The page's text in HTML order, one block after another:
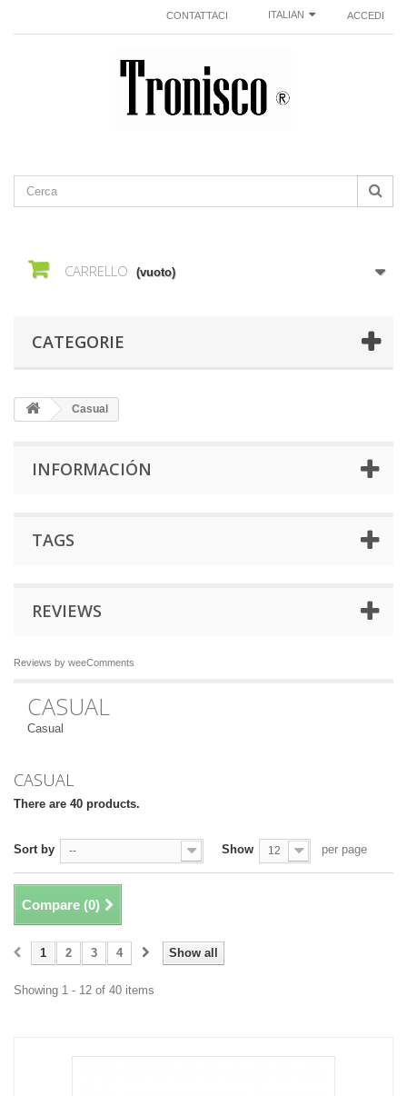
ACCEDI
ITALIAN
CONTATTACI
CARRELLO (vuoto)
CATEGORIE
Casual
INFORMACIÓN
TAGS
REVIEWS
Reviews by weeComments
CASUAL
Casual
CASUAL
There are 40 products.
Sort by -- Show 12 per page
Compare (0)
Show all
1 2 3 4
Showing 1 - 12 of 40 items